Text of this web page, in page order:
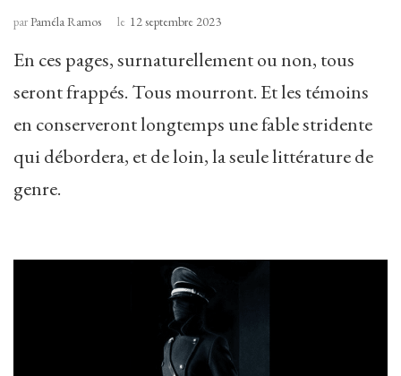
parPaméla Ramos le 12 septembre 2023
En ces pages, surnaturellement ou non, tous
seront frappés. Tous mourront. Et les témoins
en conserveront longtemps une fable stridente
qui débordera, et de loin, la seule littérature de
genre.